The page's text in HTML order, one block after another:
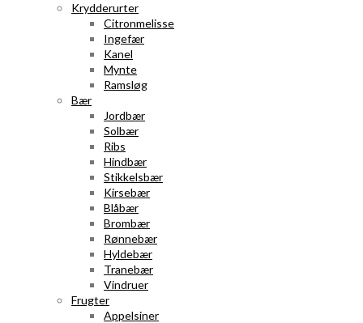
Krydderurter
Citronmelisse
Ingefær
Kanel
Mynte
Ramsløg
Bær
Jordbær
Solbær
Ribs
Hindbær
Stikkelsbær
Kirsebær
Blåbær
Brombær
Rønnebær
Hyldebær
Tranebær
Vindruer
Frugter
Appelsiner